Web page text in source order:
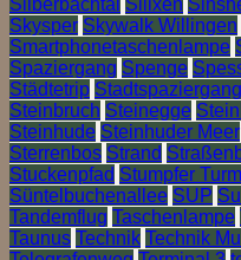
Skysper Skywalk Willingen
Smartphonetaschenlampe
Spaziergang Spenge
Städtetrip Stadtspaziergang
Steinbruch Steinegge
Steinhude Steinhuder Meer
Sterrenbos Strand
Stuckenpfad Stumpfer Turm
Süntelbuchenallee SUP
Tandemflug Taschenlampe
Taunus Technik Technik